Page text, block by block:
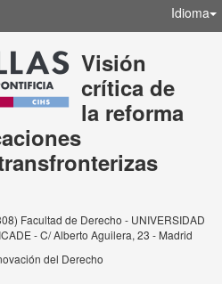
Idioma
Visión
crítica de
la reforma
Facultad de Derecho - UNIVERSIDAD
- C/ Alberto Aguilera, 23 - Madrid
del Derecho